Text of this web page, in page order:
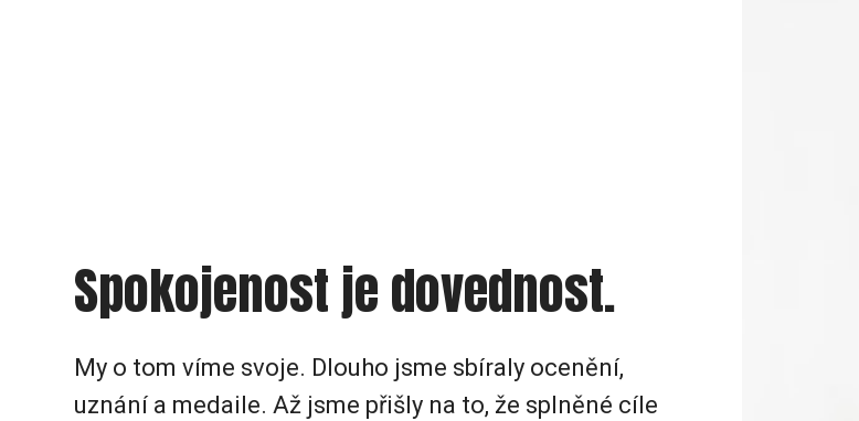
Spokojenost je dovednost.
My o tom víme svoje. Dlouho jsme sbíraly ocenění,
uznání a medaile. Až jsme přišly na to, že splněné cíle